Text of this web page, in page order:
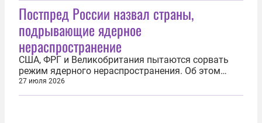
дипломаты вернулись в зал заседаний. Демарш
произошел на заседании по Украине после того,
как США не поддержали продление еще на...
Постпред России назвал страны,
подрывающие ядерное
нераспространение
США, ФРГ и Великобритания пытаются сорвать
режим ядерного нераспространения. Об этом
заявил постоянный представитель РФ при ООН в
Женеве Геннадий Гатилов. По его словам,
27 июля 2026